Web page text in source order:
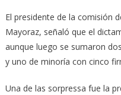
El presidente de la comisión
Mayoraz, señaló que el
aunque luego se sumaron
y uno de minoría con cinco
Una de las sorpressa fue la